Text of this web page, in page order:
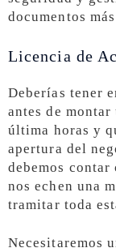
documentos
Licencia de
Deberías tener
antes de
última horas y
apertura del
debemos contar
nos echen una
tramitar toda
Necesitaremos